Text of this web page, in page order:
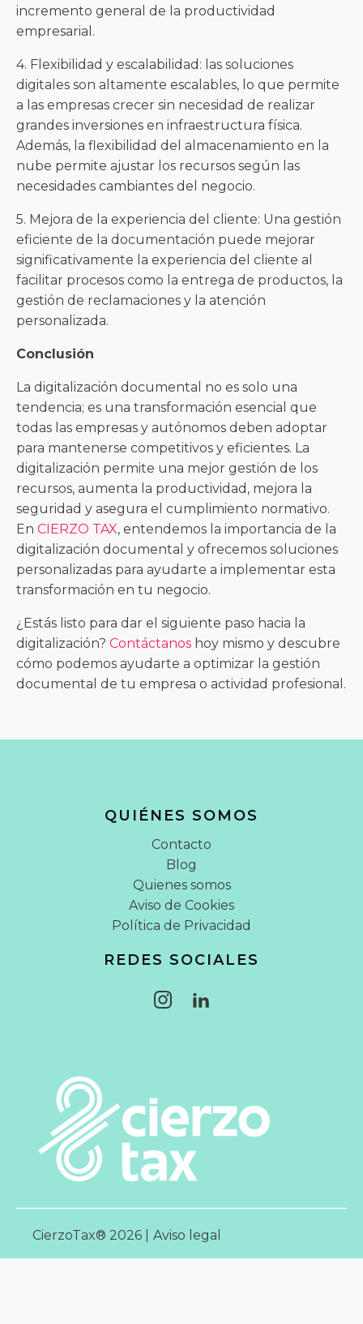
incremento general de la productividad
empresarial.
4. Flexibilidad y escalabilidad: las soluciones
digitales son altamente escalables, lo que permite
a las empresas crecer sin necesidad de realizar
grandes inversiones en infraestructura física.
Además, la flexibilidad del almacenamiento en la
nube permite ajustar los recursos según las
necesidades cambiantes del negocio.
5. Mejora de la experiencia del cliente: Una gestión
eficiente de la documentación puede mejorar
significativamente la experiencia del cliente al
facilitar procesos como la entrega de productos, la
gestión de reclamaciones y la atención
personalizada.
Conclusión
La digitalización documental no es solo una
tendencia; es una transformación esencial que
todas las empresas y autónomos deben adoptar
para mantenerse competitivos y eficientes. La
digitalización permite una mejor gestión de los
recursos, aumenta la productividad, mejora la
seguridad y asegura el cumplimiento normativo.
En CIERZO TAX, entendemos la importancia de la
digitalización documental y ofrecemos soluciones
personalizadas para ayudarte a implementar esta
transformación en tu negocio.
¿Estás listo para dar el siguiente paso hacia la
digitalización? Contáctanos hoy mismo y descubre
cómo podemos ayudarte a optimizar la gestión
documental de tu empresa o actividad profesional.
QUIÉNES SOMOS
Contacto
Blog
Quienes somos
Aviso de Cookies
Política de Privacidad
REDES SOCIALES
CierzoTax® 2026 | Aviso legal